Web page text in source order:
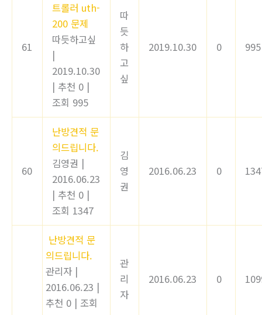
61
트롤러 uth-
200 문제
따듯하고싶
|
2019.10.30
| 추천 0 |
조회 995
따
듯
하
고
싶
2019.10.30 0 995
60
난방견적 문
의드립니다.
김영권 |
2016.06.23
| 추천 0 |
조회 1347
김
영
권
2016.06.23 0
난방견적 문
의드립니다.
관리자 |
2016.06.23 |
추천 0 | 조회
관
리
자
2016.06.23 0